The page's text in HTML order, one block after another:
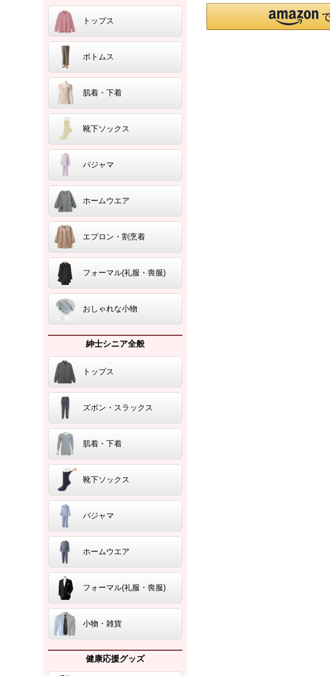
トップス
ボトムス
肌着・下着
靴下ソックス
パジャマ
ホームウエア
エプロン・割烹着
フォーマル(礼服・喪服)
おしゃれな小物
紳士シニア全般
トップス
ズボン・スラックス
肌着・下着
靴下ソックス
パジャマ
ホームウエア
フォーマル(礼服・喪服)
小物・雑貨
健康応援グッズ